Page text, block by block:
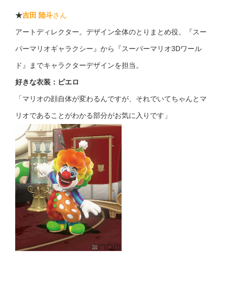
★吉田 陸斗さん
アートディレクター。デザイン全体のとりまとめ役。『スー
パーマリオギャラクシー』から『スーパーマリオ3Dワール
ド』までキャラクターデザインを担当。
好きな衣装：ピエロ
「マリオの顔自体が変わるんですが、それでいてちゃんとマ
リオであることがわかる部分がお気に入りです」